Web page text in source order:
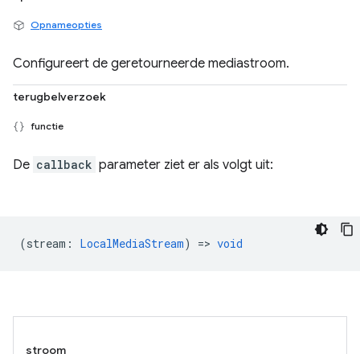
Opnameopties
Configureert de geretourneerde mediastroom.
terugbelverzoek
functie
De callback parameter ziet er als volgt uit:
(stream : LocalMediaStream) => void
stroom